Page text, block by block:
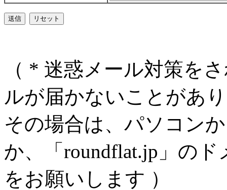
（ * 迷惑メール対策を
ルが届かないことがあ
その場合は、パソコン
か、「roundflat.jp」の
をお願いします ）